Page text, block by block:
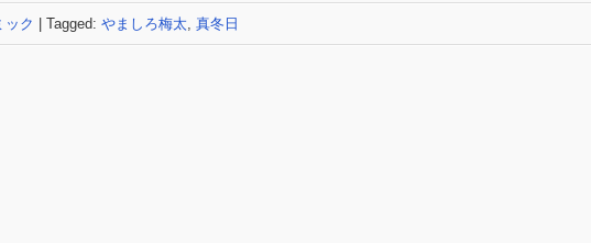
ック Tagged: やましろ梅太, 真冬日